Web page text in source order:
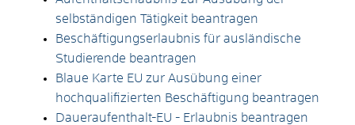
selbständigen Tätigkeit beantragen
Beschäftigungserlaubnis für ausländische
Studierende beantragen
Blaue Karte EU zur Ausübung einer
hochqualifizierten Beschäftigung beantragen
Daueraufenthalt-EU - Erlaubnis beantragen